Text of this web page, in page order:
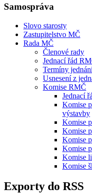
Samospráva
Slovo starosty
Zastupitelstvo MČ
Rada MČ
Členové rady
Jednací řád
Termíny
Usnesení z
Komise RMČ
Jednací
Komise
výstavby
Komise
Komise
Komise
Komise
Komise
Komise
Exporty do RSS